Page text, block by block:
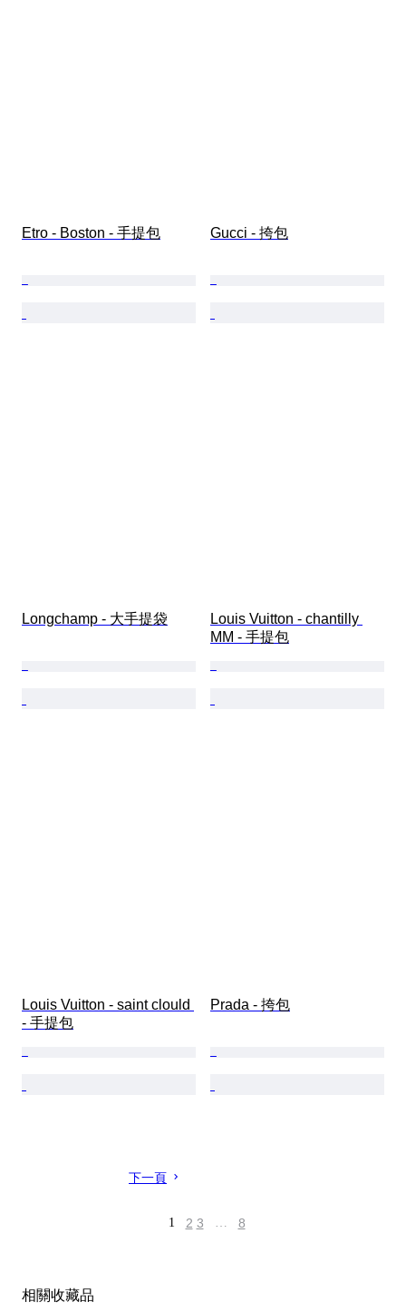
Etro - Boston - 手提包 Gucci - 挎包
Longchamp - 大手提袋
Louis Vuitton - chantilly
MM - 手提包
Louis Vuitton - saint clould
- 手提包
Prada - 挎包
下一頁
1 2 3 … 8
相關收藏品